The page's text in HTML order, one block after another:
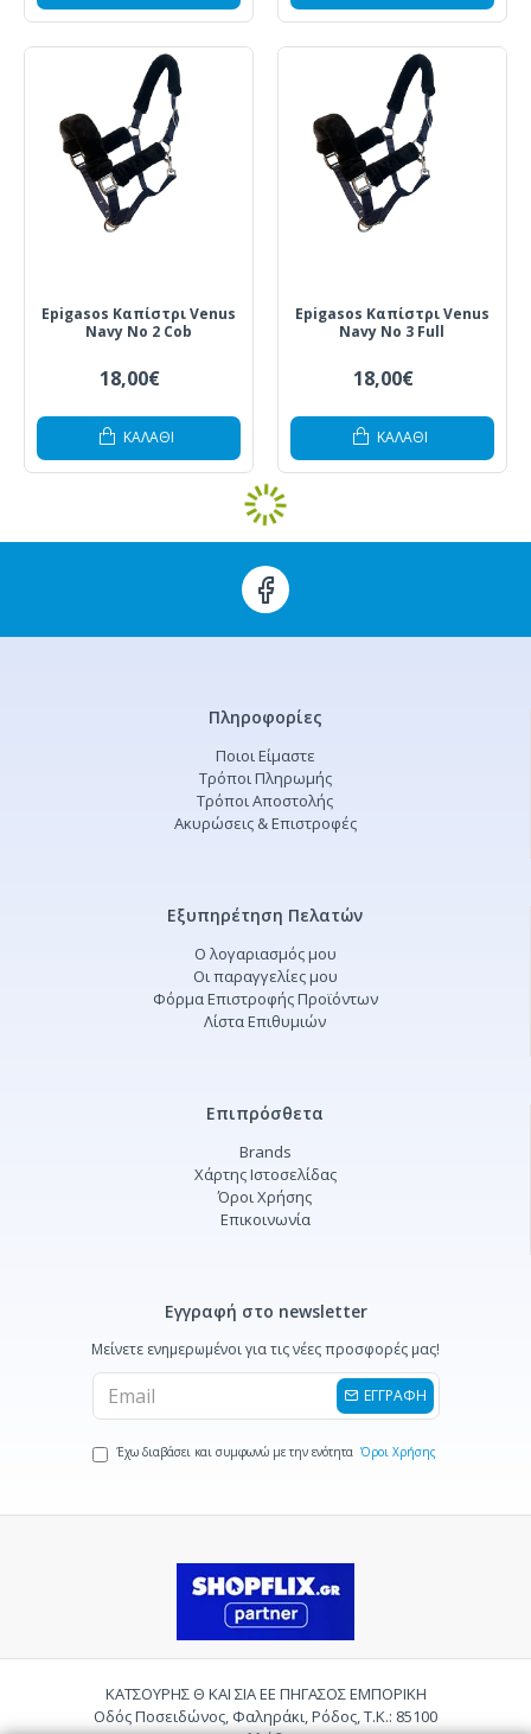
Epigasos Καπίστρι Venus
Navy Νο 2 Cob
18,00€
ΚΑΛΆΘΙ
Epigasos Καπίστρι Venus
Navy Νο 3 Full
18,00€
ΚΑΛΆΘΙ
Πληροφορίες
Ποιοι Είμαστε
Τρόποι Πληρωμής
Τρόποι Αποστολής
Ακυρώσεις & Επιστροφές
Εξυπηρέτηση Πελατών
Ο λογαριασμός μου
Οι παραγγελίες μου
Φόρμα Επιστροφής Προϊόντων
Λίστα Επιθυμιών
Επιπρόσθετα
Brands
Χάρτης Ιστοσελίδας
Όροι Χρήσης
Επικοινωνία
Εγγραφή στο newsletter
Μείνετε ενημερωμένοι για τις νέες προσφορές μας!
ΕΓΓΡΑΦΗ
Έχω διαβάσει και συμφωνώ με την ενότητα Όροι Χρήσης
ΚΑΤΣΟΥΡΗΣ Θ ΚΑΙ ΣΙΑ ΕΕ ΠΗΓΑΣΟΣ ΕΜΠΟΡΙΚΗ
Οδός Ποσειδώνος, Φαληράκι, Ρόδος, Τ.Κ.: 85100